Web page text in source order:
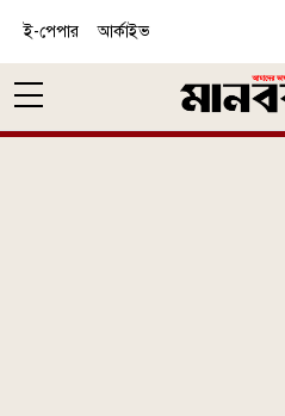
ই-পেপার আর্কাইভ